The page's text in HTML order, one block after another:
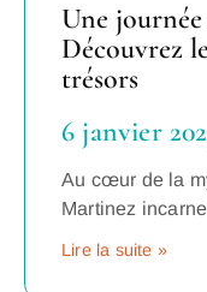
Une
Découvrez
trésors
6 janvier
Au cœur de la
Martinez
Lire la suite »